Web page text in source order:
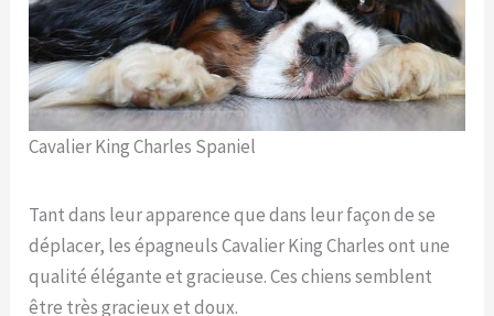
Cavalier King Charles Spaniel
Tant dans leur apparence que dans leur façon de se
déplacer, les épagneuls Cavalier King Charles ont une
qualité élégante et gracieuse. Ces chiens semblent
être très gracieux et doux.